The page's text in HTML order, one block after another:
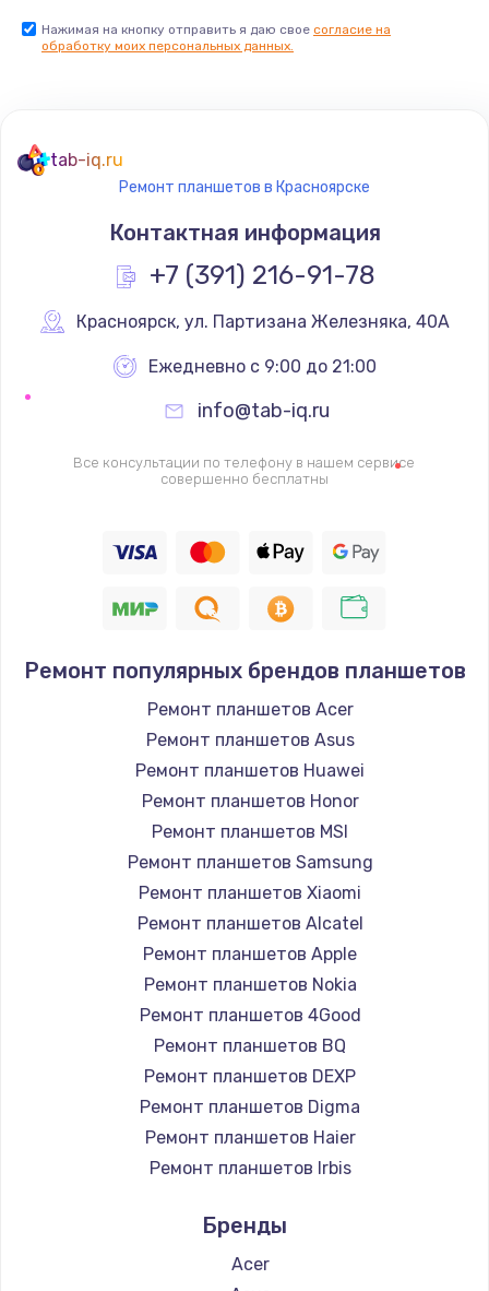
Заказать
Замена южного моста
2300 руб.
Заказать
Замена вебкамеры
1340 руб.
Заказать
Ремонт петель крышки
990 руб.
1260 руб.
Заказать
Замена шим-контроллера
3900 руб.
Заказать
Замена HDMI
1200 руб.
Установка драйверов
950 руб.
Замена жесткого диска
Заказать
Чистка от пыли
1330 руб.
Нажимая на кнопку отправить я даю свое согласие на
обработку моих персональных данных.
tab-iq.ru
Ремонт планшетов в Красноярске
Контактная информация
+7 (391) 216-91-78
Красноярск, ул. Партизана Железняка, 40А
Ежедневно с 9:00 до 21:00
info@tab-iq.ru
Все консультации по телефону в нашем сервисе
совершенно бесплатны
Ремонт популярных брендов планшетов
Ремонт планшетов Acer
Ремонт планшетов Asus
Ремонт планшетов Huawei
Ремонт планшетов Honor
Ремонт планшетов MSI
Ремонт планшетов Samsung
Ремонт планшетов Xiaomi
Ремонт планшетов Alcatel
Ремонт планшетов Apple
Ремонт планшетов Nokia
Ремонт планшетов 4Good
Ремонт планшетов BQ
Ремонт планшетов DEXP
Ремонт планшетов Digma
Ремонт планшетов Haier
Ремонт планшетов Irbis
Ремонт планшетов Microsoft
Ремонт планшетов BlackView
Бренды
Acer